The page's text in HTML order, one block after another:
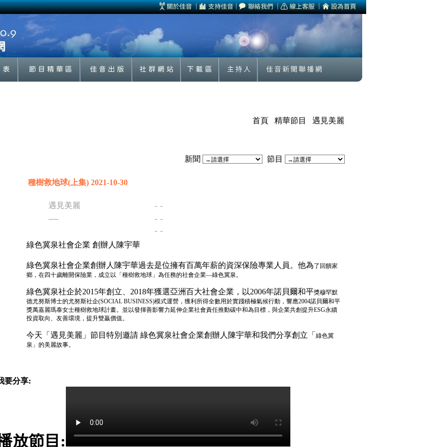
首頁 精華節目 遇見美麗
新聞 節目
種樹救地球(上集) 2021-10-30
遇見美麗 - -
----
- -
- -
綠色冀泉社會企業 創辦人陳宇華
綠色冀泉社會企業創辦人陳宇華過去是位擁有百萬年薪的資深保險專業人員。他為了回饋家
鄉，在四十歲離開保險業，成立以「種樹救地球」為任務的社會企業—綠色冀泉。
綠色冀泉社企於2015年創立、2018年獲選亞洲百大社會企業，以2006年諾貝爾和平獎穆罕默
德尤努斯博士的尤努斯社企(SOCIAL BUSINESS)模式運營，獲利所得全數用於實踐積極氣候行動，響應2004諾貝爾和平
獎萬嘉麗瑪泰女士種樹救地球計畫。 並以發揮善影響力延伸企業社會責任推動碳中和為目標，與企業共創提升ESG永續
投資取向、友善環境，提升雙贏價值。
今天「遇見美麗」節目特別邀請 綠色冀泉社會企業創辦人陳宇華和我們分享創立「 綠色冀
泉」的美麗故事。
要分享:
放節目: